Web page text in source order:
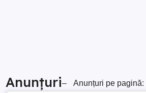
Anunțuri– Anunțuri pe pagină: